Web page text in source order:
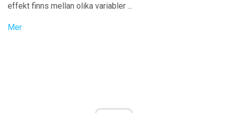
effekt finns mellan olika variabler ...
Mer